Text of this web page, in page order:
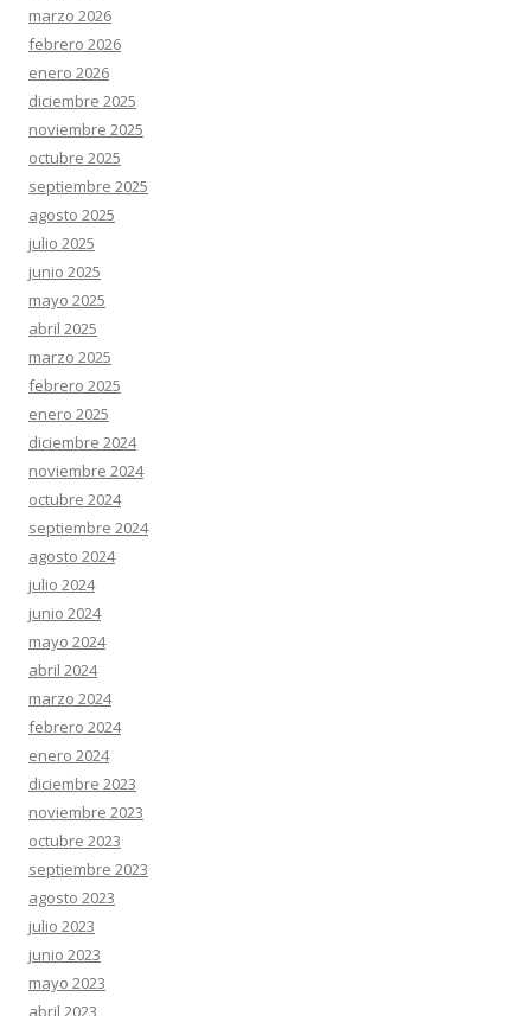
marzo 2026
febrero 2026
enero 2026
diciembre 2025
noviembre 2025
octubre 2025
septiembre 2025
agosto 2025
julio 2025
junio 2025
mayo 2025
abril 2025
marzo 2025
febrero 2025
enero 2025
diciembre 2024
noviembre 2024
octubre 2024
septiembre 2024
agosto 2024
julio 2024
junio 2024
mayo 2024
abril 2024
marzo 2024
febrero 2024
enero 2024
diciembre 2023
noviembre 2023
octubre 2023
septiembre 2023
agosto 2023
julio 2023
junio 2023
mayo 2023
abril 2023